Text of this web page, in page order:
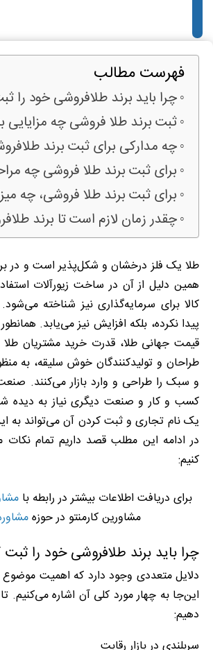
فهرست مطالب
چرا باید برند طلافروشی خود را
ثبت برند طلا فروشی چه مزایایی
چه مدارکی برای ثبت برند
برای ثبت برند طلا فروشی چه
برای ثبت برند طلا فروشی، چه
چقدر زمان لازم است تا برند
طلا یک فلز درخشان و شکل‌پذیر است و در
همین دلیل از آن در ساخت زیورآلات
کالا برای سرمایه‌گذاری نیز شناخته
پیدا نکرده، بلکه افزایش نیز می‌یابد‌.
قیمت جهانی طلا، قدرت خرید مشتریان
طراحان و تولیدکنندگان خوش سلیقه، به
و سبک را طراحی و وارد بازار می‌کنند.
کسب و کار و صنعت دیگری نیاز به
یک نام تجاری و ثبت کردن آن می‌تواند به
در ادامه این مطلب قصد داریم تمام
کنیم:
برای دریافت اطلاعات بیشتر در رابطه با
مشاورین کارمنتو در حوزه
چرا باید برند طلافروشی خود را ثبت
دلایل متعددی وجود دارد که اهمیت موضوع
این‌جا به چهار مورد کلی آن اشاره می‌کنیم.
دهیم:
سربلندی در بازار رقابت